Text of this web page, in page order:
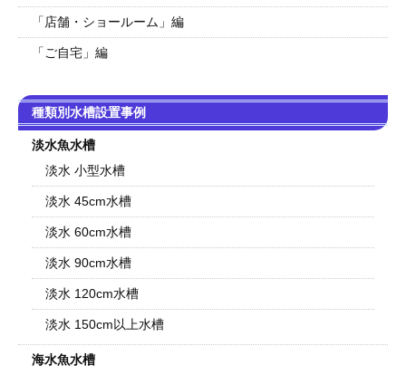
「店舗・ショールーム」編
「ご自宅」編
種類別水槽設置事例
淡水魚水槽
淡水 小型水槽
淡水 45cm水槽
淡水 60cm水槽
淡水 90cm水槽
淡水 120cm水槽
淡水 150cm以上水槽
海水魚水槽